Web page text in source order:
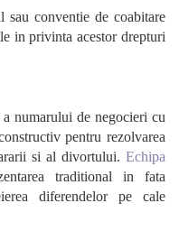
sau conventie de coabitare
in privinta acestor drepturi
numarului de negocieri cu
pentru rezolvarea
si al divortului. Echipa
traditional in fata
diferendelor pe cale